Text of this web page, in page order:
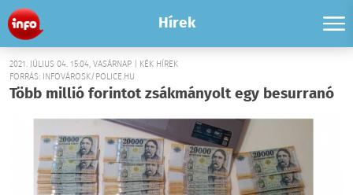
Hírek
2021. JÚLIUS 04. 15:04, VASÁRNAP | KÉK HÍREK
FORRÁS: INFOVÁROSK/POLICE.HU
Több millió forintot zsákmányolt egy besurranó